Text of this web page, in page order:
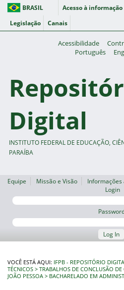
BRASIL Acesso à informação
Legislação
Canais
Acessibilidade
Português
Digital
INSTITUTO FEDERAL DE EDUCAÇÃO,
PARAÍBA
Equipe Missão e Visão Informações
Login
Log In
VOCÊ ESTÁ AQUI: IFPB - REPOSITÓRIO
TÉCNICOS
TRABALHOS DE CONCLUSÃO
JOÃO PESSOA
BACHARELADO EM